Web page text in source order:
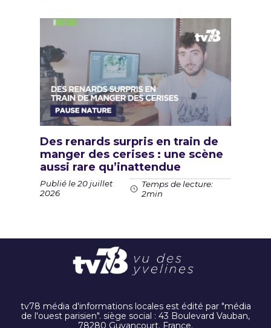
Des renards surpris en train de
manger des cerises : une scène
aussi rare qu’inattendue
Publié le 20 juillet
2026
Temps de lecture:
2min
tv78 média d'informations locales est édité par "média
de l'ouest parisien". siège social : 43 Boulevard Vauban,
78280 Guyancourt. France.